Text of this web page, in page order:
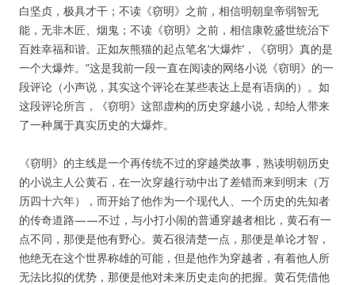
白坚贞，极具才干；不读《窃明》之前，相信明朝皇帝弱智无
能，无非木匠、烟鬼；不读《窃明》之前，相信康乾盛世统治下
百姓幸福和谐。正如灰熊猫的起点笔名‘大爆炸’，《窃明》真的是
一个大爆炸。”这是我前一段一直在阅读的网络小说《窃明》的一
段评论（小声说，其实这个评论在某些表达上是有语病的）。如
这段评论所言，《窃明》这部虚构的历史穿越小说，却给人带来
了一种属于真实历史的大爆炸。
《窃明》的主线是一个再传统不过的穿越类故事，熟读明朝历史
的小说主人公黄石，在一次穿越行动中出了差错而来到明末（万
历四十六年），而开始了他作为一个现代人、一个历史的先知者
的传奇道路——不过，与小打小闹的普通穿越者相比，黄石有一
点不同，那便是他有野心。黄石很清楚一点，那便是单论才智，
他绝无在这个世界称雄的可能，但是他作为穿越者，有着他人所
无法比拟的优势，那便是他对未来历史走向的把握。黄石凭借他